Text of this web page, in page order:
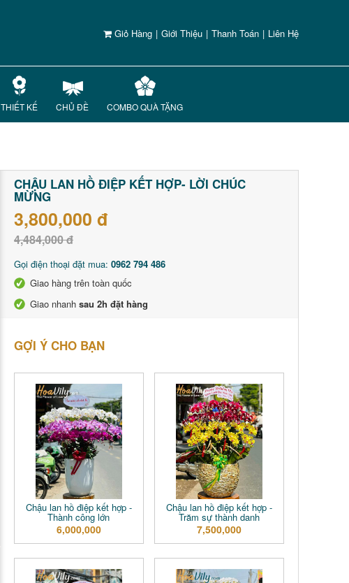
Giỏ Hàng | Giới Thiệu | Thanh Toán | Liên Hệ
THIẾT KẾ CHỦ ĐỀ COMBO QUÀ TẶNG
CHẬU LAN HỒ ĐIỆP KẾT HỢP- LỜI CHÚC
MỪNG
3,800,000 đ
4,484,000 đ
Gọi điện thoại đặt mua: 0962 794 486
Giao hàng trên toàn quốc
Giao nhanh sau 2h đặt hàng
GỢI Ý CHO BẠN
Chậu lan hồ điệp kết hợp -
Thành công lớn
6,000,000
Chậu lan hồ điệp kết hợp -
Trăm sự thành danh
7,500,000